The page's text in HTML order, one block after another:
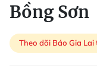
Bồng Sơn
Theo dõi Báo Gia Lai